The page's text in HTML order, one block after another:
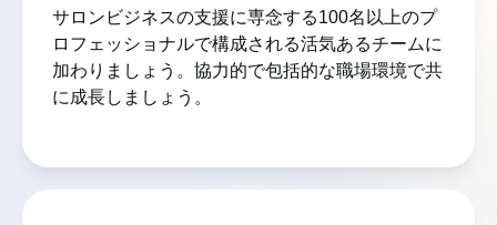
サロンビジネスの支援に専念する100名以上のプ
ロフェッショナルで構成される活気あるチームに
加わりましょう。協力的で包括的な職場環境で共
に成長しましょう。